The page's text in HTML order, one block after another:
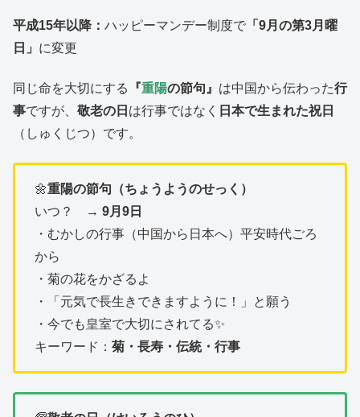
平成15年以降： ハッピーマンデー制度で 「9月の第3月曜
日」 に変更
同じ命を大切にする 『重陽の節句』 は中国から伝わった行
事ですが、 敬老の日 は行事ではなく 日本で生まれた祝日
（しゅくじつ）です。
🌼重陽の節句（ちょうようのせっく）
いつ？ → 9月9日
・むかしの行事（中国から日本へ）平安時代ごろ
から
・菊の花をかざるよ
・「元気で長生きできますように！」と願う
・今でも皇室で大切にされてる✨
キーワード： 菊・長寿・伝統・行事